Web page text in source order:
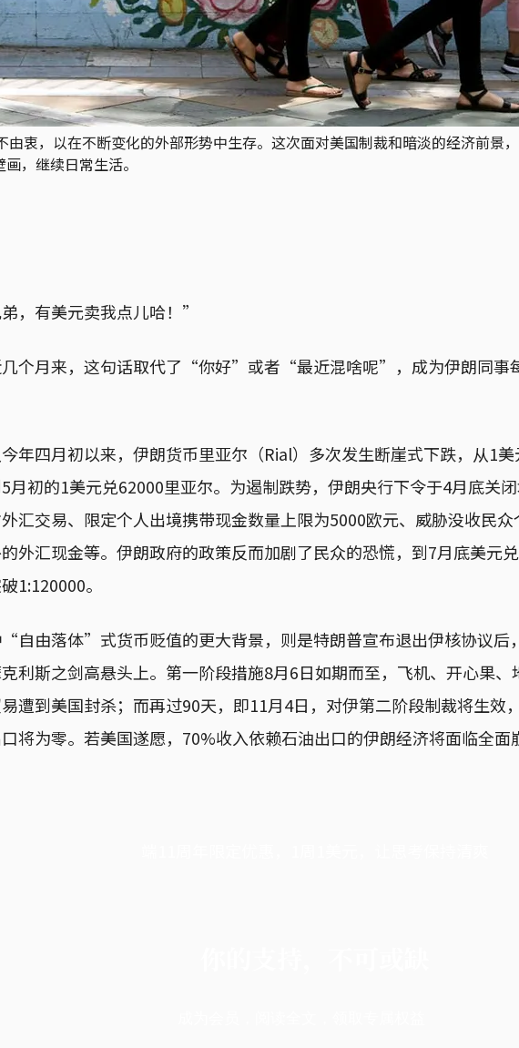
由衷，以在不断变化的外部形势中生存。这次面对美国制裁和暗淡的经济前
，继续日常生活。
，有美元卖我点儿哈！”
个月来，这句话取代了“你好”或者“最近混啥呢”，成为伊朗同事
年四月初以来，伊朗货币里亚尔（Rial）多次发生断崖式下跌，从1
月初的1美元兑62000里亚尔。为遏制跌势，伊朗央行下令于4月底关
汇交易、限定个人出境携带现金数量上限为5000欧元、威胁没收民
外汇现金等。伊朗政府的政策反而加剧了民众的恐慌，到7月底美元
1:120000。
自由落体”式货币贬值的更大背景，则是特朗普宣布退出伊核协议后
利斯之剑高悬头上。第一阶段措施8月6日如期而至，飞机、开心果
遭到美国封杀；而再过90天，即11月4日，对伊第二阶段制裁将生效
将为零。若美国遂愿，70%收入依赖石油出口的伊朗经济将面临全面